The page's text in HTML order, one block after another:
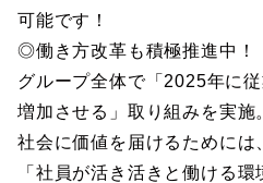
可能です！
◎働き方改革も積極推進中！
グループ全体で「2025年に
増加させる」取り組みを実施
社会に価値を届けるためには
「社員が活き活きと働ける環